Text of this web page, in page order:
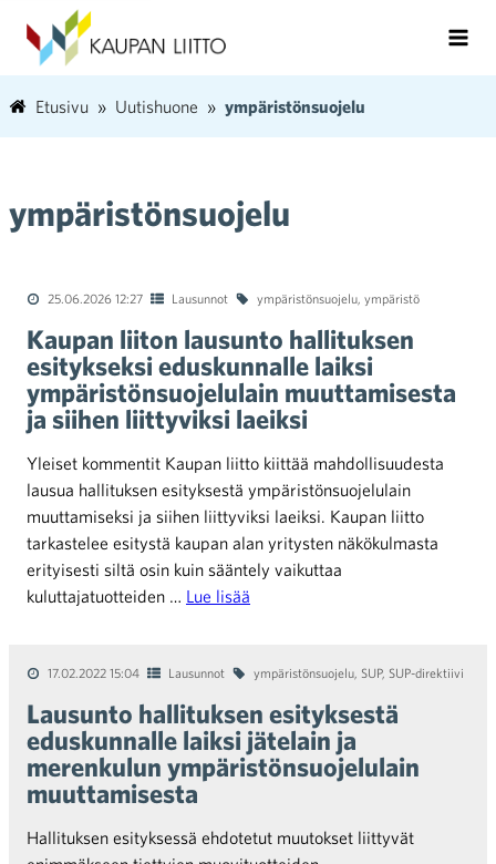
Etusivu Uutishuone ympäristönsuojelu
ympäristönsuojelu
25.06.2026 12:27 Lausunnot ympäristönsuojelu, ympäristö
Kaupan liiton lausunto hallituksen
esitykseksi eduskunnalle laiksi
ympäristönsuojelulain muuttamisesta
ja siihen liittyviksi laeiksi
Yleiset kommentit Kaupan liitto kiittää mahdollisuudesta
lausua hallituksen esityksestä ympäristönsuojelulain
muuttamiseksi ja siihen liittyviksi laeiksi. Kaupan liitto
tarkastelee esitystä kaupan alan yritysten näkökulmasta
erityisesti siltä osin kuin sääntely vaikuttaa
kuluttajatuotteiden … Lue lisää
17.02.2022 15:04 Lausunnot ympäristönsuojelu, SUP, SUP-direktiivi
Lausunto hallituksen esityksestä
eduskunnalle laiksi jätelain ja
merenkulun ympäristönsuojelulain
muuttamisesta
Hallituksen esityksessä ehdotetut muutokset liittyvät